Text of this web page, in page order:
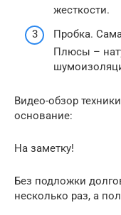
жесткости.
Пробка.
Плюсы –
Видео-обзор
основание:
На заметку!
Без подложки
несколько раз, а